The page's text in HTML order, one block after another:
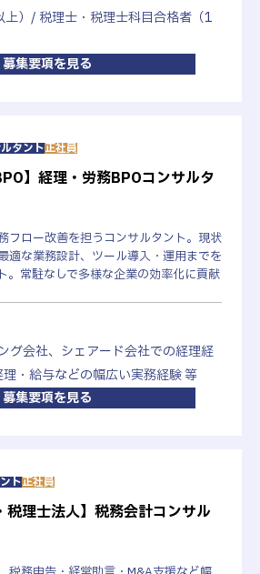
上）/ 税理士・税理士科目合格者（1
募集要項を見る
タント正社員
】経理・労務BPOコンサルタ
フロー改善を担うコンサルタント。現状
適な業務設計、ツール導入・運用までを
。常駐なしで多様な企業の効率化に貢献
グ会社、シェアード会社での経理経
・給与などの幅広い実務経験 等
募集要項を見る
ト正社員
税理士法人】税務会計コンサル